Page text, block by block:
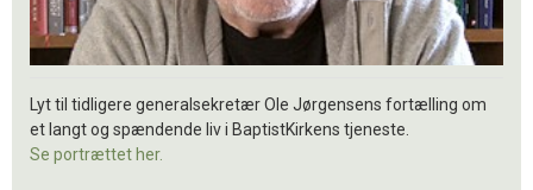
Lyt til tidligere generalsekretær Ole Jørgensens fortælling om
et langt og spændende liv i BaptistKirkens tjeneste.
Se portrættet her.